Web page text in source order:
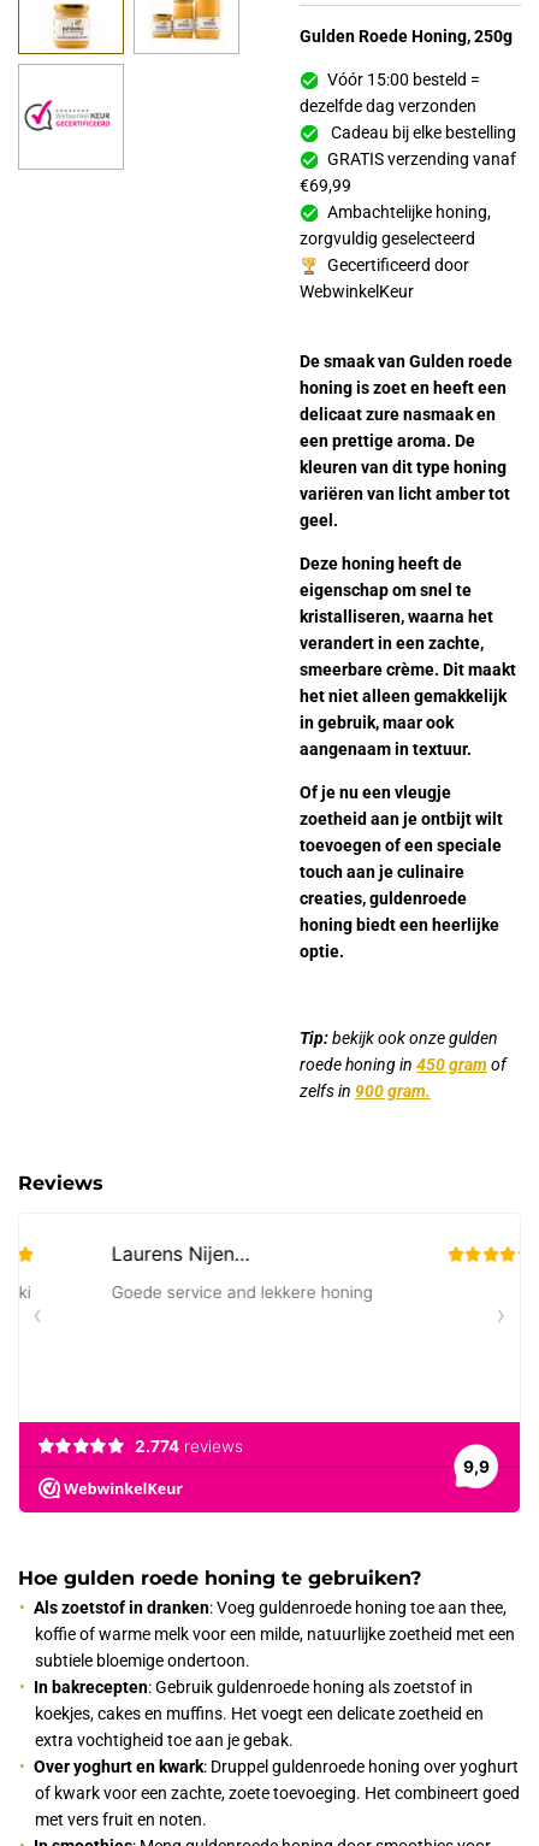
Gulden Roede Honing, 250g
Vóór 15:00 besteld =
dezelfde dag verzonden
Cadeau bij elke bestelling
GRATIS verzending vanaf
€69,99
Ambachtelijke honing,
zorgvuldig geselecteerd
Gecertificeerd door
WebwinkelKeur
De smaak van Gulden roede
honing is zoet en heeft een
delicaat zure nasmaak en
een prettige aroma. De
kleuren van dit type honing
variëren van licht amber tot
geel.
Deze honing heeft de
eigenschap om snel te
kristalliseren, waarna het
verandert in een zachte,
smeerbare crème. Dit maakt
het niet alleen gemakkelijk
in gebruik, maar ook
aangenaam in textuur.
Of je nu een vleugje
zoetheid aan je ontbijt wilt
toevoegen of een speciale
touch aan je culinaire
creaties, guldenroede
honing biedt een heerlijke
optie.
Tip:bekijk ook onze gulden
roede honing in 450 gramof
zelfs in 900 gram.
Reviews
Hoe gulden roede honing te gebruiken?
Als zoetstof in dranken: Voeg guldenroede honing toe aan thee,
koffie of warme melk voor een milde, natuurlijke zoetheid met een
subtiele bloemige ondertoon.
In bakrecepten: Gebruik guldenroede honing als zoetstof in
koekjes, cakes en muffins. Het voegt een delicate zoetheid en
extra vochtigheid toe aan je gebak.
Over yoghurt en kwark: Druppel guldenroede honing over yoghurt
of kwark voor een zachte, zoete toevoeging. Het combineert goed
met vers fruit en noten.